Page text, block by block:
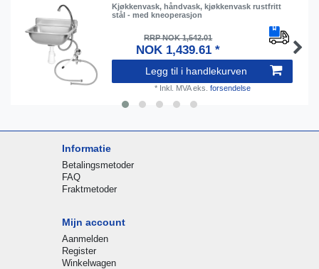
Kjøkkenvask, håndvask, kjøkkenvask rustfritt
stål - med kneoperasjon
RRP NOK 1,542.01
NOK 1,439.61 *
Legg til i handlekurven
* Inkl. MVAeks. forsendelse
Informatie
Betalingsmetoder
FAQ
Fraktmetoder
Mijn account
Aanmelden
Register
Winkelwagen